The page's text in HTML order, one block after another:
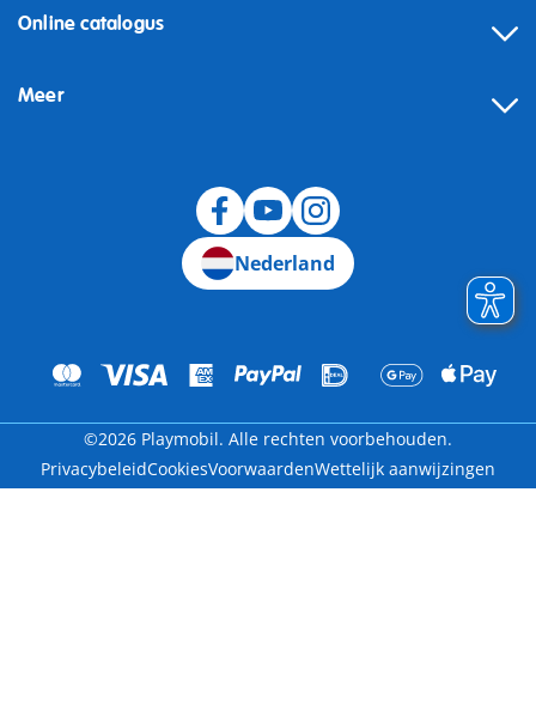
Online catalogus
Meer
Nederland
©2026 Playmobil. Alle rechten voorbehouden.
PrivacybeleidCookiesVoorwaardenWettelijk aanwijzingen